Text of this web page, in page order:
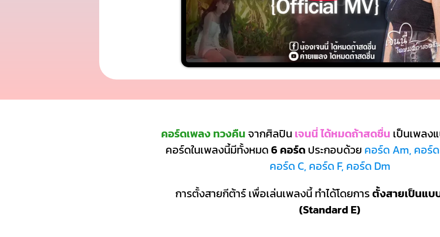
คอร์ดเพลง ทวงคืน จากศิลปิน เจนนี่ ได้หมดถ้าสดชื่น เป็นเพลง
คอร์ดในเพลงนี้มีทั้งหมด6 คอร์ดประกอบด้วย คอร์ด Am, คอร์
คอร์ด C, คอร์ด F, คอร์ด Dm
การตั้งสายกีต้าร์ เพื่อเล่นเพลงนี้ ทำได้โดยการตั้งสายเป็นแบ
(Standard E)